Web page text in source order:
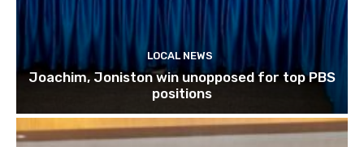
LOCAL NEWS
Joachim, Joniston win unopposed for top PBS
positions